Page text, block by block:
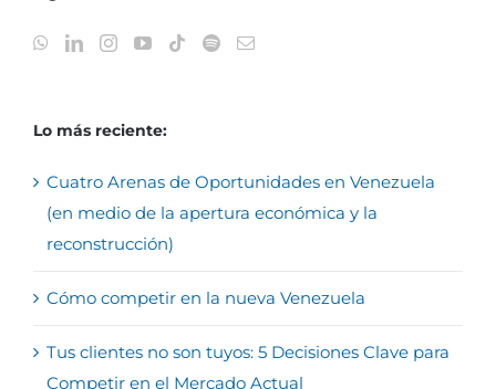
Lo más reciente:
Cuatro Arenas de Oportunidades en Venezuela
(en medio de la apertura económica y la
reconstrucción)
Cómo competir en la nueva Venezuela
Tus clientes no son tuyos: 5 Decisiones Clave para
Competir en el Mercado Actual